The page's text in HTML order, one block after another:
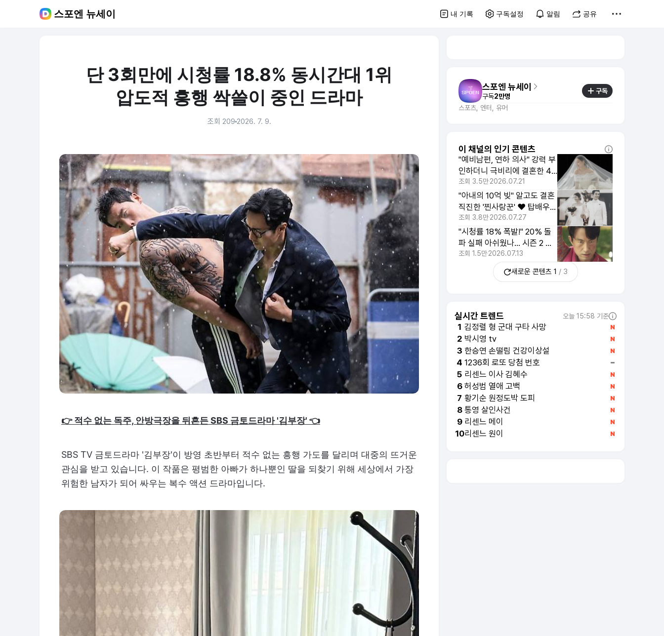
스포엔 뉴세이 내 기록 구독설정 알림 공유
단 3회만에 시청률 18.8% 동시간대 1위
압도적 흥행 싹쓸이 중인 드라마
조회 2092026. 7. 9.
👉 적수 없는 독주, 안방극장을 뒤흔든 SBS 금토드라마 '김부장' 👈
SBS TV 금토드라마 '김부장'이 방영 초반부터 적수 없는 흥행 가도를 달리며 대중의 뜨거운
관심을 받고 있습니다. 이 작품은 평범한 아빠가 하나뿐인 딸을 되찾기 위해 세상에서 가장
위험한 남자가 되어 싸우는 복수 액션 드라마입니다.
스포엔 뉴세이
구독2만명
구독
스포츠, 엔터, 유머
이 채널의 인기 콘텐츠
"예비남편, 연하 의사" 강력 부
인하더니 극비리에 결혼한 41
세 탑배우
조회 3.5만2026.07.21
"아내의 10억 빚" 알고도 결혼
직진한 '찐사랑꾼' ❤️ 탑배우
부부 , 대박 근황
조회 3.8만2026.07.27
"시청률 18% 폭발!" 20% 돌
파 실패 아쉬웠나... 시즌 2 확
정한 인기드라마
조회 1.5만2026.07.13
새로운 콘텐츠 1 / 3
실시간 트렌드 오늘 15:58 기준
1 김정렬 형 군대 구타 사망
2 박시영 tv
3 한승연 손떨림 건강이상설
4 1236회 로또 당첨 번호
5 리센느 이사 김혜수
6 허성범 열애 고백
7 황기순 원정도박 도피
8 통영 살인사건
9 리센느 메이
10리센느 원이